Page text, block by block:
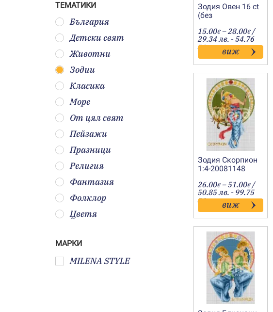
ТЕМАТИКИ
България
Детски свят
Животни
Зодии
Класика
Море
От цял свят
Пейзажи
Празници
Религия
Фантазия
Фолклор
Цветя
МАРКИ
MILENA STYLE
Зодия Овен 16 ct
(без
15.00€ –28.00€Price
range:
15.00€
through
28.00€
/
29.34 лв. - 54.76
лв. виж
Зодия Скорпион
1:4-20081148
26.00€ –51.00€Price
range:
26.00€
through
51.00€
/
50.85 лв. - 99.75
лв. виж